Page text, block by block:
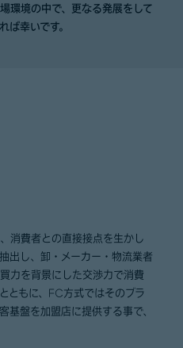
環境の中で、更なる発展をして
ば幸いです。
消費者との直接接点を生かし
出し、卸・メーカー・物流業者
力を背景にした交渉力で消費
ともに、FC方式ではそのブラ
基盤を加盟店に提供する事で、